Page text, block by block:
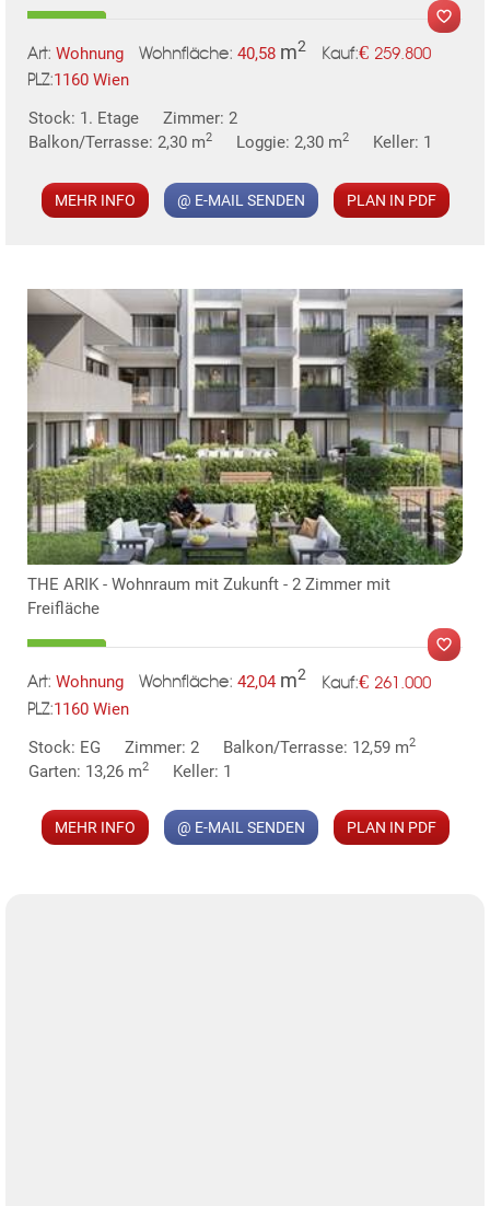
TE
Art: Wohnung Wohnfläche: 40,58 m2 Kauf:€ 259.800
PLZ:1160 Wien
Stock: 1. Etage
Zimmer: 2
Balkon/Terrasse: 2,30 m2 Loggie: 2,30 m2 Keller: 1
MEHR INFO @ E-MAIL SENDEN PLAN IN PDF
THE ARIK - Wohnraum mit Zukunft - 2 Zimmer mit
Freifläche
Art: Wohnung Wohnfläche: 42,04 m2 Kauf:€ 261.000
PLZ:1160 Wien
Stock: EG
Zimmer: 2 Balkon/Terrasse: 12,59 m2
Garten: 13,26 m2 Keller: 1
MEHR INFO @ E-MAIL SENDEN PLAN IN PDF